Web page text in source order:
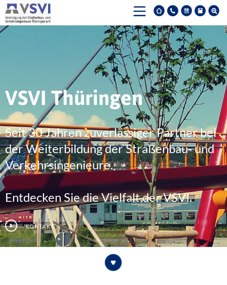
VSVI Thüringen
Seit 30 Jahren zuverlässiger Partner bei
der Weiterbildung der Straßenbau- und
Verkehrsingenieure.
Entdecken Sie die Vielfalt der VSVI.
Kontakt